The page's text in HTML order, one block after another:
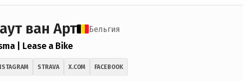
ван Арт Бельгия
| Lease a Bike
STRAVA X.COM FACEBOOK